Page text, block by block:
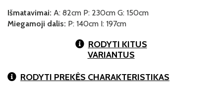
Išmatavimai: A: 82cm P: 230cm G: 150cm
Miegamoji dalis: P: 140cm I: 197cm
RODYTI KITUS
VARIANTUS
RODYTI PREKĖS CHARAKTERISTIKAS